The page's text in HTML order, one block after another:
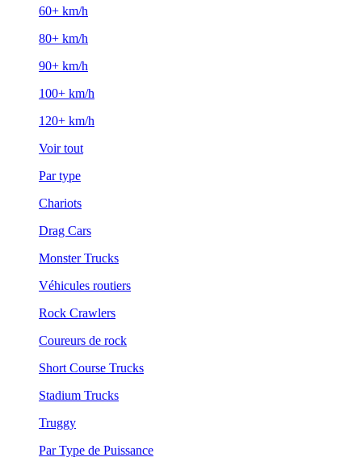
60+ km/h
80+ km/h
90+ km/h
100+ km/h
120+ km/h
Voir tout
Par type
Chariots
Drag Cars
Monster Trucks
Véhicules routiers
Rock Crawlers
Coureurs de rock
Short Course Trucks
Stadium Trucks
Truggy
Par Type de Puissance